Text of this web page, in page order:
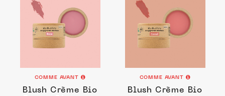
COMME AVANT
Blush Crème Bio
COMME AVANT
Blush Crème Bio